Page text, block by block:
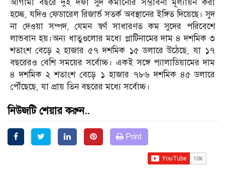
আগামী বছরে দুই দফা সুদ কমানোর সম্ভাবনা মূল্যায়ন করা
হচ্ছে, যদিও ফেডারেল রিজার্ভ সতর্ক অবস্থানের ইঙ্গিত দিয়েছে। সুদ
না দেওয়া সম্পদ, যেমন স্বর্ণ সাধারণত কম সুদের পরিবেশে
লাভবান হয়।অন্য ধাতুগুলোর মধ্যে প্লাটিনামের দাম ৪ দশমিক ৩
শতাংশ বেড়ে ২ হাজার ৫৭ দশমিক ১৫ ডলারে উঠেছে, যা ১৭
বছরেরও বেশি সময়ের সর্বোচ্চ। একই সঙ্গে প্যালাডিয়ামের দাম
৪ দশমিক ২ শতাংশ বেড়ে ১ হাজার ৭৮৬ দশমিক ৪৫ ডলারে
পৌঁছেছে, যা প্রায় তিন বছরের মধ্যে সর্বোচ্চ।
নিউজটি শেয়ার করুন..
Print